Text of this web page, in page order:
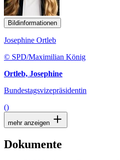
Bildinformationen
Josephine Ortleb
© SPD/Maximilian König
Ortleb, Josephine
Bundestagsvizepräsidentin
()
mehr anzeigen
Dokumente